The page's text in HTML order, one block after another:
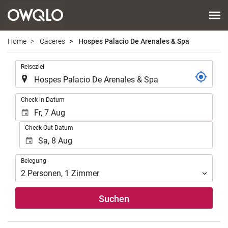
Home Caceres Hospes Palacio De Arenales & Spa
Reiseziel
Check-in Datum
Check-Out-Datum
Belegung
Belegung
2 Personen, 1 Zimmer
Suchen